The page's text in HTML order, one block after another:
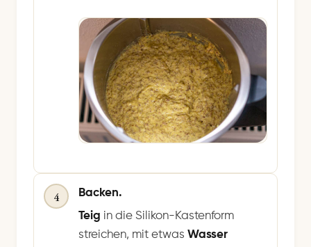
4
Backen.
Teig in die Silikon-Kastenform
streichen, mit etwas Wasser